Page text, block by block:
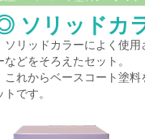
ソリッドカ
ソリッドカラーによく使用
などをそろえたセット。
これからベースコート塗料
トです。